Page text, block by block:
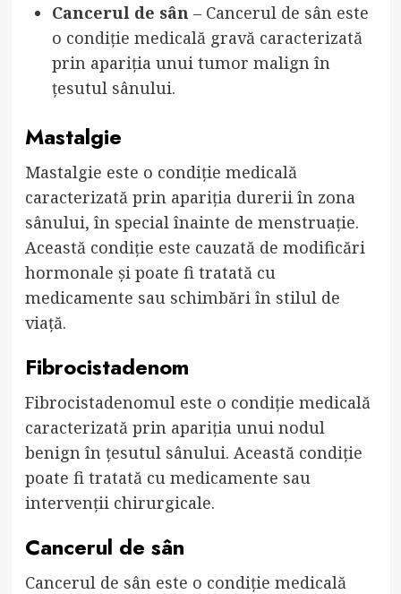
Cancerul de sân – Cancerul de sân este
o condiție medicală gravă caracterizată
prin apariția unui tumor malign în
țesutul sânului.
Mastalgie
Mastalgie este o condiție medicală
caracterizată prin apariția durerii în zona
sânului, în special înainte de menstruație.
Această condiție este cauzată de modificări
hormonale și poate fi tratată cu
medicamente sau schimbări în stilul de
viață.
Fibrocistadenom
Fibrocistadenomul este o condiție medicală
caracterizată prin apariția unui nodul
benign în țesutul sânului. Această condiție
poate fi tratată cu medicamente sau
intervenții chirurgicale.
Cancerul de sân
Cancerul de sân este o condiție medicală